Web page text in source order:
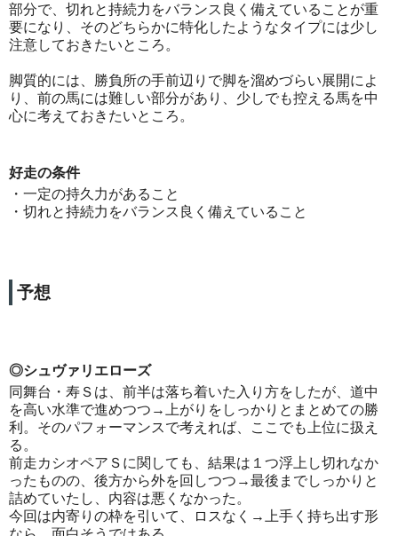
部分で、切れと持続力をバランス良く備えていることが重
要になり、そのどちらかに特化したようなタイプには少し
注意しておきたいところ。
脚質的には、勝負所の手前辺りで脚を溜めづらい展開によ
り、前の馬には難しい部分があり、少しでも控える馬を中
心に考えておきたいところ。
好走の条件
・一定の持久力があること
・切れと持続力をバランス良く備えていること
予想
◎シュヴァリエローズ
同舞台・寿Ｓは、前半は落ち着いた入り方をしたが、道中
を高い水準で進めつつ→上がりをしっかりとまとめての勝
利。そのパフォーマンスで考えれば、ここでも上位に扱え
る。
前走カシオペアＳに関しても、結果は１つ浮上し切れなか
ったものの、後方から外を回しつつ→最後までしっかりと
詰めていたし、内容は悪くなかった。
今回は内寄りの枠を引いて、ロスなく→上手く持ち出す形